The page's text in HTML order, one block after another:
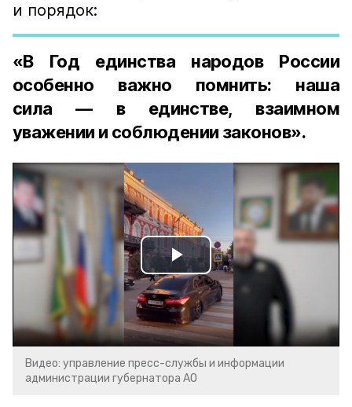
и порядок:
«В Год единства народов России
особенно важно помнить: наша
сила — в единстве, взаимном
уважении и соблюдении законов».
Play
Video
Видео: управление пресс-службы и информации
администрации губернатора АО